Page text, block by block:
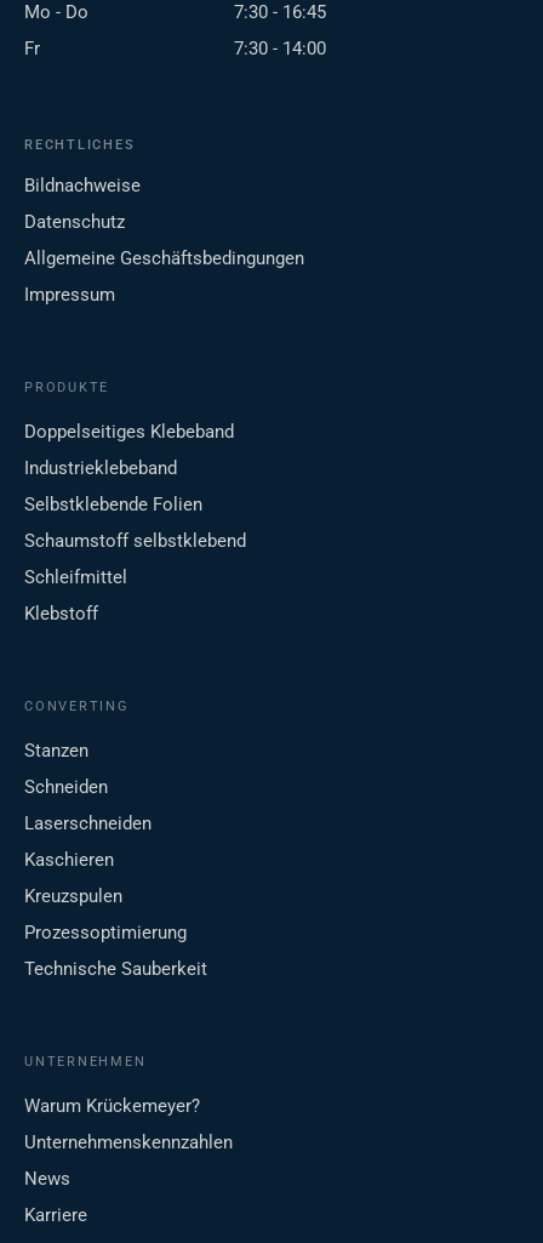
Mo - Do
7:30 - 16:45
Fr
7:30 - 14:00
RECHTLICHES
Bildnachweise
Datenschutz
Allgemeine Geschäftsbedingungen
Impressum
PRODUKTE
Doppelseitiges Klebeband
Industrieklebeband
Selbstklebende Folien
Schaumstoff selbstklebend
Schleifmittel
Klebstoff
CONVERTING
Stanzen
Schneiden
Laserschneiden
Kaschieren
Kreuzspulen
Prozessoptimierung
Technische Sauberkeit
UNTERNEHMEN
Warum Krückemeyer?
Unternehmenskennzahlen
News
Karriere